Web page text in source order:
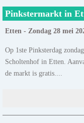
Pinkstermarkt in
Etten - Zondag 28 mei
Op 1ste Pinksterdag
Scholtenhof in Etten.
de markt is gratis....